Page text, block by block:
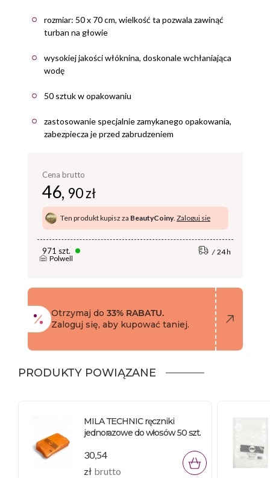
rozmiar: 50 x 70 cm, wielkość ta pozwala zawinąć
turban na głowie
wysokiej jakości włóknina, doskonale wchłaniająca
wodę
50 sztuk w opakowaniu
zastosowanie specjalnie zamykanego opakowania,
zabezpiecza je przed zabrudzeniem
Cena brutto
46, 90 zł
Ten produkt kupisz za BeautyCoiny. Zaloguj się
971 szt.
Polwell
24 h
Otrzymaj do 33% RABATU.
Zaloguj się, aby kupować taniej.
PRODUKTY POWIĄZANE
MILA TECHNIC ręczniki
jednorazowe do włosów 50 szt.
30,54
zł brutto